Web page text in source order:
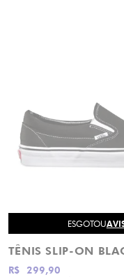
ESGOTOU
TÊNIS SLIP-ON
R$ 299,90